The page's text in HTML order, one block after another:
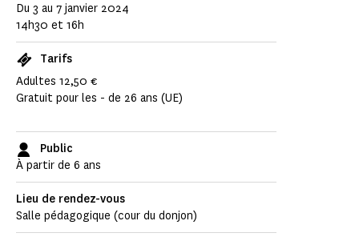
Du 3 au 7 janvier 2024
14h30 et 16h
Tarifs
Adultes 12,50 €
Gratuit pour les - de 26 ans (UE)
Public
À partir de 6 ans
Lieu de rendez-vous
Salle pédagogique (cour du donjon)